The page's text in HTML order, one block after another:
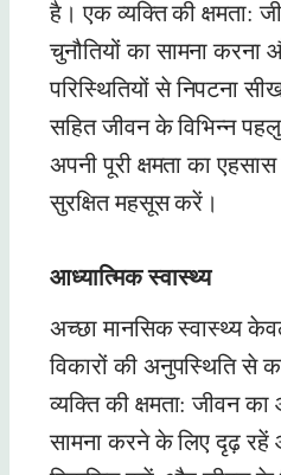
है। एक व्यक्ति की क्षमता:
चुनौतियों का सामना
परिस्थितियों से निपटना
सहित जीवन के विभिन्न
अपनी पूरी क्षमता का
सुरक्षित महसूस करें।
आध्यात्मिक स्वास्थ्य
अच्छा मानसिक स्वास्थ्य
विकारों की अनुपस्थिति से
व्यक्ति की क्षमता: जीवन
सामना करने के लिए दृढ़